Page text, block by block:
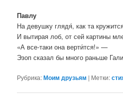
Павлу
На девушку глядя́, как та
И вытирая лоб, от сей картины
«А все-таки она верти́тся!» —
Эзоп сказал бы много раньше
Рубрика:Моим друзьям | Метки: